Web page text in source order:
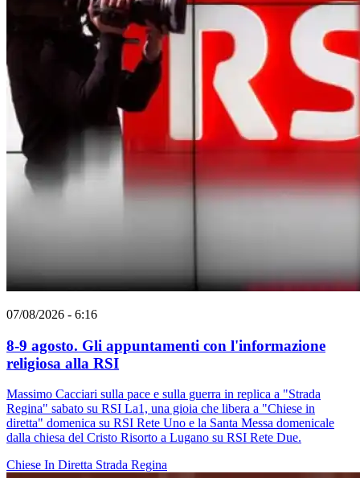
07/08/2026 - 6:16
8-9 agosto. Gli appuntamenti con l'informazione
religiosa alla RSI
Massimo Cacciari sulla pace e sulla guerra in replica a "Strada
Regina" sabato su RSI La1, una gioia che libera a "Chiese in
diretta" domenica su RSI Rete Uno e la Santa Messa domenicale
dalla chiesa del Cristo Risorto a Lugano su RSI Rete Due.
Chiese In Diretta Strada Regina